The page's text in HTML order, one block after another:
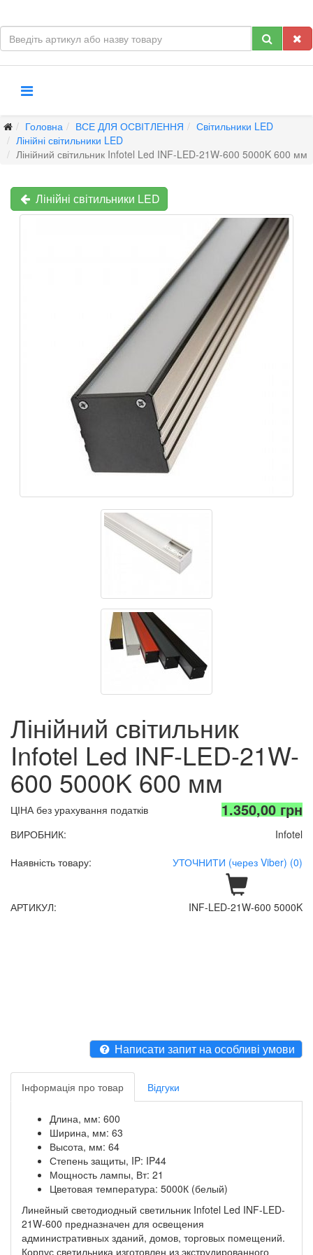
Головна ВСЕ ДЛЯ ОСВІТЛЕННЯ
Світильники LED
Лінійні світильники LED
Лінійний світильник Infotel Led INF-LED-21W-600 5000K 600 мм
Лінійні світильники LED
Лінійний світильник
Infotel Led INF-LED-21W-
600 5000K 600 мм
ЦІНА без урахування податків 1.350,00 грн
ВИРОБНИК:
Infotel
Наявність товару:
УТОЧНИТИ (через Viber) (0)
АРТИКУЛ: INF-LED-21W-600 5000K
Написати запит на особливі умови
Інформація про товар Відгуки
Длина, мм: 600
Ширина, мм: 63
Высота, мм: 64
Степень защиты, IP: IP44
Мощность лампы, Вт: 21
Цветовая температура: 5000К (белый)
Линейный светодиодный светильник Infotel Led INF-LED-
21W-600 предназначен для освещения
административных зданий, домов, торговых помещений.
Корпус светильника изготовлен из экструдированного